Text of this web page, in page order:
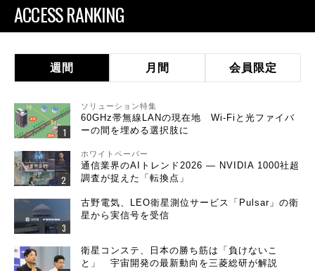
ACCESS RANKING
週間 月間 会員限定
ソリューション特集
60GHz帯無線LANの現在地 Wi-Fiと光ファイバ
ーの間を埋める選択肢に
ホワイトペーパー
通信業界のAIトレンド2026 ― NVIDIA 1000社超
調査が捉えた「転換点」
古野電気、LEO衛星測位サービス「Pulsar」の衛
星から実信号を受信
衛星コンステ、日本の勝ち筋は「負けないこ
と」 宇宙開発の最新動向を三菱総研が解説